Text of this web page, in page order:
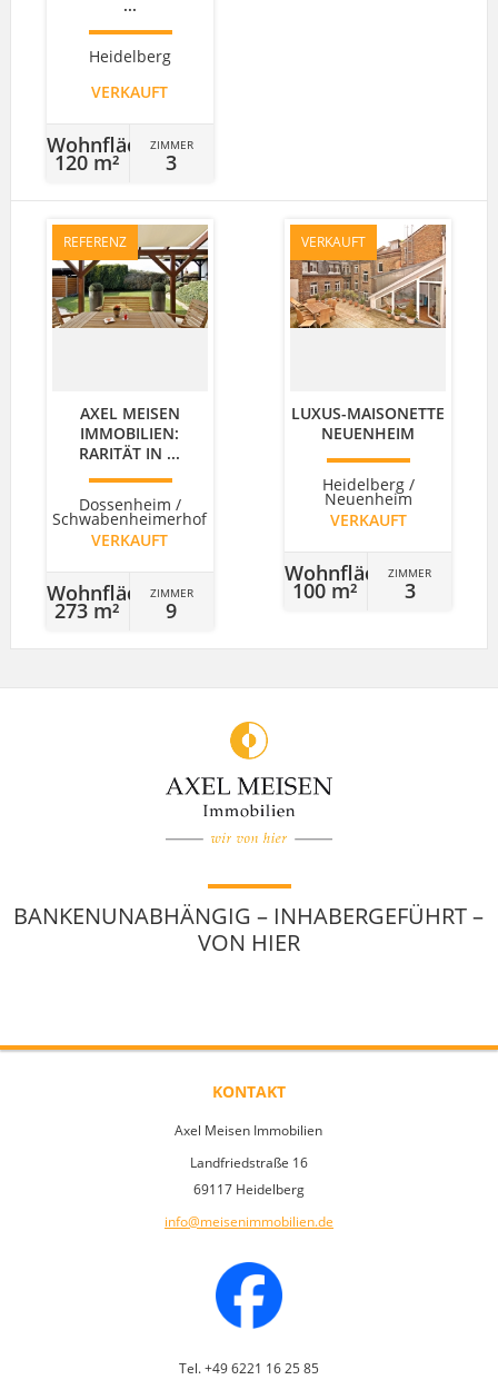
...
Heidelberg
VERKAUFT
Wohnfläche
120 m²
ZIMMER
3
REFERENZ
AXEL MEISEN
IMMOBILIEN:
RARITÄT IN ...
Dossenheim /
Schwabenheimerhof
VERKAUFT
Wohnfläche
273 m²
ZIMMER
9
VERKAUFT
LUXUS-MAISONETTE
NEUENHEIM
Heidelberg /
Neuenheim
VERKAUFT
Wohnfläche
100 m²
ZIMMER
3
BANKENUNABHÄNGIG – INHABERGEFÜHRT –
VON HIER
KONTAKT
Axel Meisen Immobilien
Landfriedstraße 16
69117 Heidelberg
info@meisenimmobilien.de
Tel. +49 6221 16 25 85